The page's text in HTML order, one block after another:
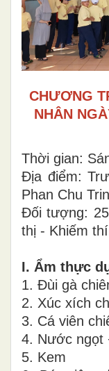
CHƯƠNG
NHÂN
Thời gian:
Địa điểm:
Phan Chu
Đối tượng:
thị - Khiếm
I. Ẩm thực
1. Đùi gà
2. Xúc xích
3. Cá viên
4. Nước ngọt
5. Kem